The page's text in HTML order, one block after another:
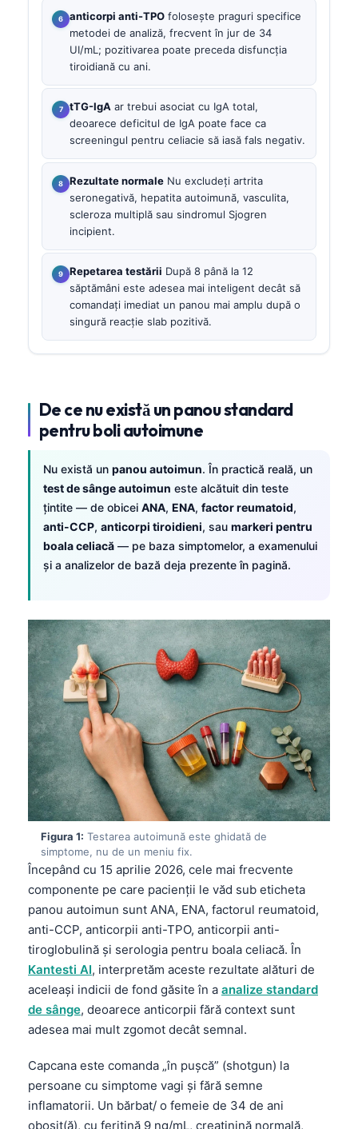
anticorpi anti-TPO folosește praguri specifice
metodei de analiză, frecvent în jur de 34
UI/mL; pozitivarea poate preceda disfuncția
tiroidiană cu ani.
tTG-IgA ar trebui asociat cu IgA total,
deoarece deficitul de IgA poate face ca
screeningul pentru celiacie să iasă fals negativ.
Rezultate normale Nu excludeți artrita
seronegativă, hepatita autoimună, vasculita,
scleroza multiplă sau sindromul Sjogren
incipient.
Repetarea testării După 8 până la 12
săptămâni este adesea mai inteligent decât să
comandați imediat un panou mai amplu după o
singură reacție slab pozitivă.
De ce nu există un panou standard
pentru boli autoimune
Nu există un panou autoimun. În practică reală, un
test de sânge autoimun este alcătuit din teste
țintite — de obicei ANA, ENA, factor reumatoid,
anti-CCP, anticorpi tiroidieni, sau markeri pentru
boala celiacă — pe baza simptomelor, a examenului
și a analizelor de bază deja prezente în pagină.
Figura 1: Testarea autoimună este ghidată de
simptome, nu de un meniu fix.
Începând cu 15 aprilie 2026, cele mai frecvente
componente pe care pacienții le văd sub eticheta
panou autoimun sunt ANA, ENA, factorul reumatoid,
anti-CCP, anticorpii anti-TPO, anticorpii anti-
tiroglobulină și serologia pentru boala celiacă. În
Kantesti AI, interpretăm aceste rezultate alături de
aceleași indicii de fond găsite în a analize standard
de sânge, deoarece anticorpii fără context sunt
adesea mai mult zgomot decât semnal.
Capcana este comanda „în pușcă” (shotgun) la
persoane cu simptome vagi și fără semne
inflamatorii. Un bărbat/ o femeie de 34 de ani
obosit(ă), cu feritină 9 ng/mL, creatinină normală,